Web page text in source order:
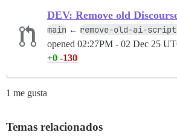
DEV: Remove old
main ← remove-old-ai-
opened 02:27PM - 02 Dec 25
+0 -130
1 me gusta
Temas relacionados